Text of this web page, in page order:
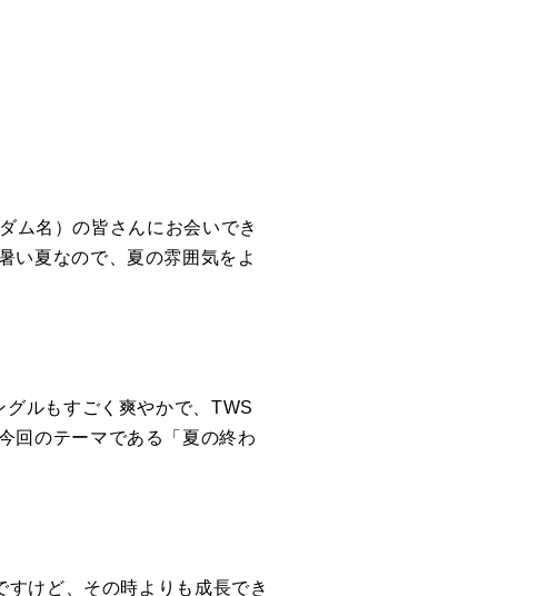
ム名）の皆さんにお会いでき
い夏なので、 夏の雰囲気をよ
グルもすごく爽やかで、TWS
回のテーマである「夏の終わ
すけど 、その時よりも成長でき